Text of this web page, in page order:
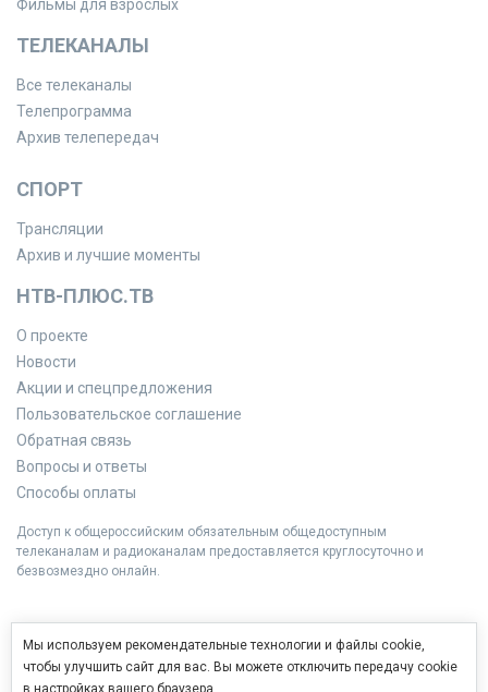
Фильмы для взрослых
ТЕЛЕКАНАЛЫ
Все телеканалы
Телепрограмма
Архив телепередач
СПОРТ
Трансляции
Архив и лучшие моменты
НТВ-ПЛЮС.ТВ
О проекте
Новости
Акции и спецпредложения
Пользовательское соглашение
Обратная связь
Вопросы и ответы
Способы оплаты
Доступ к общероссийским обязательным общедоступным
телеканалам и радиоканалам предоставляется круглосуточно и
безвозмездно онлайн.
Мы используем рекомендательные технологии и файлы cookie,
чтобы улучшить сайт для вас. Вы можете отключить передачу cookie
в настройках вашего браузера